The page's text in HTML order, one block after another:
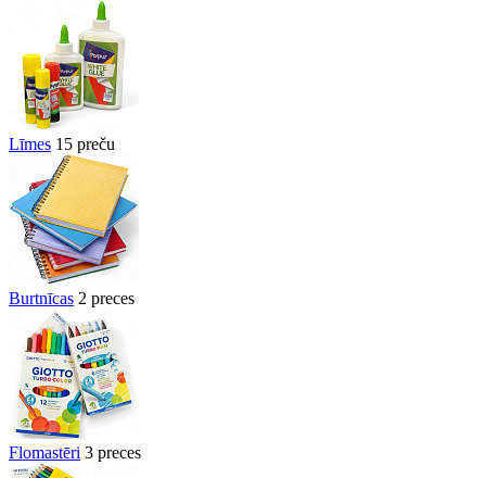
Līmes 15 preču
Burtnīcas 2 preces
Flomastēri 3 preces